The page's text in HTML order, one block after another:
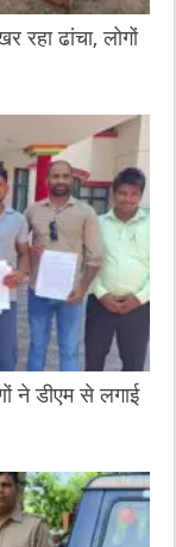
रहा ढांचा, लोगों
ने डीएम से लगाई